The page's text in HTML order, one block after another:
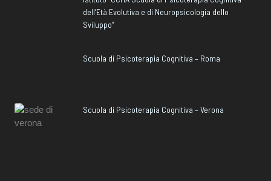
dell’Età Evolutiva e di Neuropsicologia dello
Sviluppo”
Scuola di Psicoterapia Cognitiva – Roma
Scuola di Psicoterapia Cognitiva – Verona